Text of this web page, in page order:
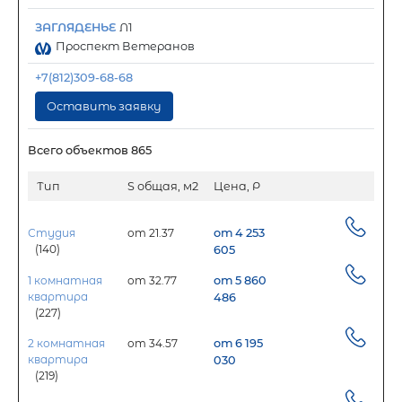
ЗАГЛЯДЕНЬЕ Л1
Проспект Ветеранов
+7(812)309-68-68
Оставить заявку
Всего объектов 865
Тип S общая, м2 Цена, Р
Студия
(140)
от 21.37
от 4 253
605
1 комнатная
квартира
(227)
от 32.77
от 5 860
486
2 комнатная
квартира
(219)
от 34.57
от 6 195
030